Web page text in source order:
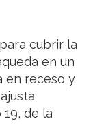
cubrir la
en un
en receso y
de la